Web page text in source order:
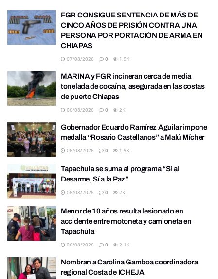
FGR CONSIGUE SENTENCIA DE MÁS DE
CINCO AÑOS DE PRISIÓN CONTRA UNA
PERSONA POR PORTACIÓN DE ARMA EN
CHIAPAS
07/08/2026 0 1.9K
MARINA y FGR incineran cerca de media
tonelada de cocaína, asegurada en las costas
de puerto Chiapas
06/08/2026 0 2K
Gobernador Eduardo Ramírez Aguilar impone
medalla “Rosario Castellanos” a Malú Mícher
06/08/2026 0 1.9K
Tapachula se suma al programa “Sí al
Desarme, Sí a la Paz”
06/08/2026 0 2K
Menor de 10 años resulta lesionado en
accidente entre motoneta y camioneta en
Tapachula
06/08/2026 0 2.1K
Nombran a Carolina Gamboa coordinadora
regional Costa de ICHEJA